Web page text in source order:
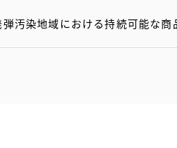
弾汚染地域における持続可能